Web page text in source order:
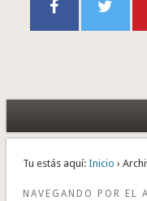
Tu estás aquí: Inicio ›
NAVEGANDO POR EL